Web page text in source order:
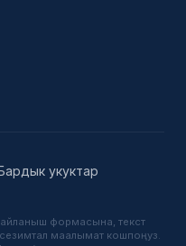
укуктар
формасына, текст
сезимтал маалымат кошпоңуз.